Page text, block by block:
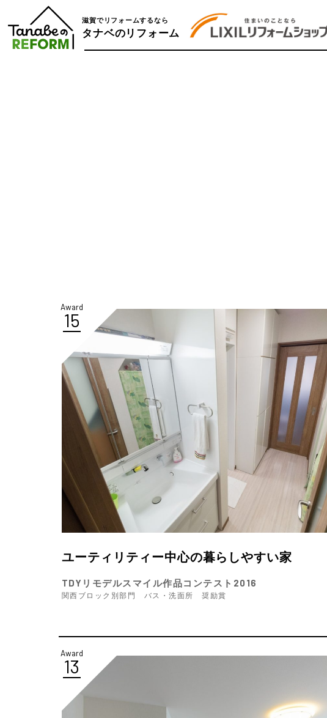
滋賀でリフォームするなら
タナベのリフォーム
Award
15
ユーティリティー中心の暮らしやすい家
TDYリモデルスマイル作品コンテスト2016
関西ブロック別部門 バス・洗面所 奨励賞
Award
13